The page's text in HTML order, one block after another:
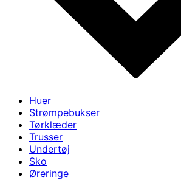
Huer
Strømpebukser
Tørklæder
Trusser
Undertøj
Sko
Øreringe